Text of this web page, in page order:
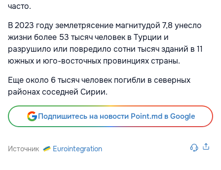
часто.
В 2023 году землетрясение магнитудой 7,8 унесло
жизни более 53 тысяч человек в Турции и
разрушило или повредило сотни тысяч зданий в 11
южных и юго-восточных провинциях страны.
Еще около 6 тысяч человек погибли в северных
районах соседней Сирии.
Подпишитесь на новости Point.md в Google
Источник Eurointegration